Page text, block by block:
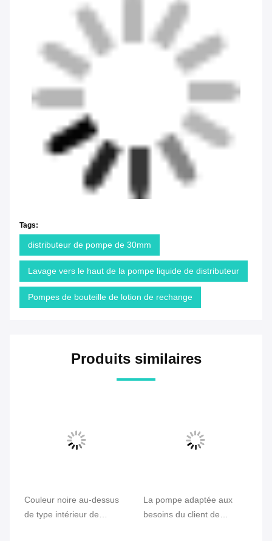
Tags:
distributeur de pompe de 30mm
Lavage vers le haut de la pompe liquide de distributeur
Pompes de bouteille de lotion de rechange
Produits similaires
Couleur noire au-dessus
de type intérieur de
La pompe adaptée aux
besoins du client de